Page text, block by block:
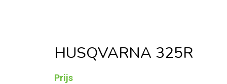
HUSQVARNA 325R
Prijs